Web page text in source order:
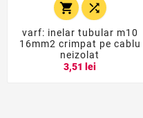
 
varf: inelar tubular m10
16mm2 crimpat pe cablu
neizolat
3,51 lei